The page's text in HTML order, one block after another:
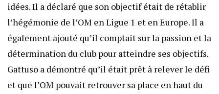
idées. Il a déclaré que son objectif était de rétablir
l’hégémonie de l’OM en Ligue 1 et en Europe. Il a
également ajouté qu’il comptait sur la passion et la
détermination du club pour atteindre ses objectifs.
Gattuso a démontré qu’il était prêt à relever le défi
et que l’OM pouvait retrouver sa place en haut du